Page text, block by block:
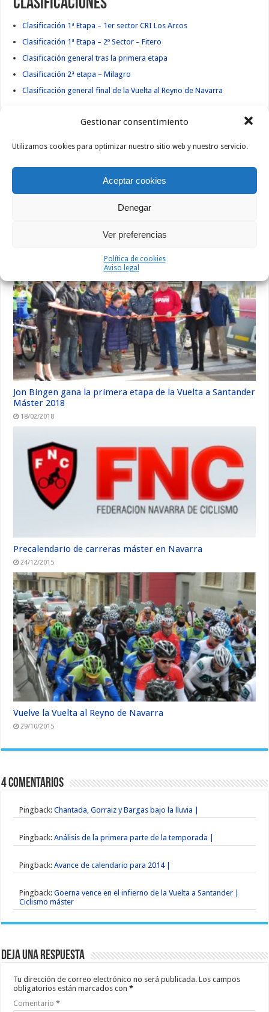
Gestionar consentimiento
Utilizamos cookies para optimizar nuestro sitio web y nuestro servicio.
Aceptar cookies
Denegar
Ver preferencias
Política de cookies
Aviso legal
Clasificaciones
Clasificación 1ª Etapa – 1er sector CRI Los Arcos
Clasificación 1ª Etapa – 2º Sector – Fitero
Clasificación general tras la primera etapa
Clasificación 2ª etapa – Milagro
Clasificación general final de la Vuelta al Reyno de Navarra
Artículos relacionados
Jon Bingen gana la primera etapa de la Vuelta a Santander
Máster 2018
18/02/2018
Precalendario de carreras máster en Navarra
24/12/2015
Vuelve la Vuelta al Reyno de Navarra
29/10/2015
4 Comentarios
Pingback:Chantada, Gorraiz y Bargas bajo la lluvia |
Pingback:Análisis de la primera parte de la temporada |
Pingback:Avance de calendario para 2014 |
Pingback:Goerna vence en el infierno de la Vuelta a Santander |
Ciclismo máster
Deja una respuesta
Tu dirección de correo electrónico no será publicada. Los campos
obligatorios están marcados con*
Comentario*